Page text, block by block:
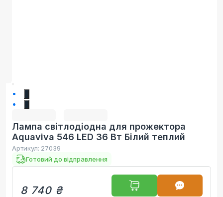
Лампа світлодіодна для прожектора
Aquaviva 546 LED 36 Вт Білий теплий
Артикул: 27039
Готовий до відправлення
8 740 ₴